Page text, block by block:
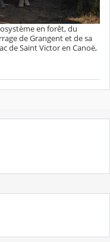
en forêt, du
de Grangent et de sa
de Saint Victor en Canoë,